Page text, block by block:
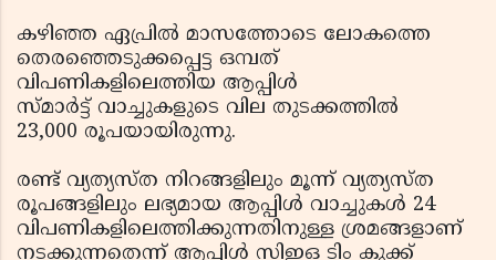
കഴിഞ്ഞ ഏപ്രില്‍ മാസത്തോടെ ലോകത്തെ
തെരഞ്ഞെടുക്കപ്പെട്ട ഒമ്പത്
വിപണികളിലെത്തിയ ആപ്പിള്‍
സ്മാര്‍ട്ട് വാച്ചുകളുടെ വില തുടക്കത്തില്‍
23,000 രൂപയായിരുന്നു.
രണ്ട് വ്യത്യസ്ത നിറങ്ങളിലും മൂന്ന് വ്യത്യസ്ത
രൂപങ്ങളിലും ലഭ്യമായ ആപ്പിള്‍ വാച്ചുകള്‍ 24
വിപണികളിലെത്തിക്കുന്നതിനുള്ള ശ്രമങ്ങളാണ്
നടക്കുന്നതെന്ന് ആപ്പിള്‍ സിഇഒ ടിം കുക്ക്